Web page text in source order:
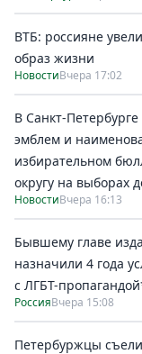
ВТБ: россияне
образ жизни
НовостиВчера 17:02
В Санкт-
эмблем и
избирательном
округу на выборах
НовостиВчера 16:13
Бывшему главе
назначили 4 года
с ЛГБТ-
РоссияВчера 15:08
Петербуржцы